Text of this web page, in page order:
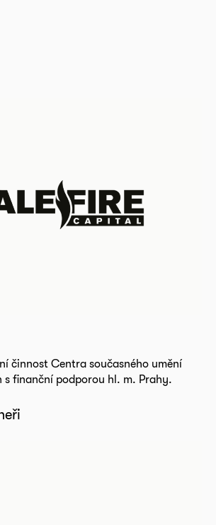
činnost Centra současného umění
s finanční podporou hl. m. Prahy.